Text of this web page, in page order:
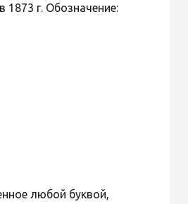
в 1873 г. Обозначение:
любой буквой,